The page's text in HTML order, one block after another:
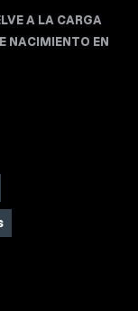
A LA CARGA
NACIMIENTO EN